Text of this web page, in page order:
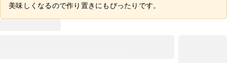
美味しくなるので作り置きにもぴったりです。